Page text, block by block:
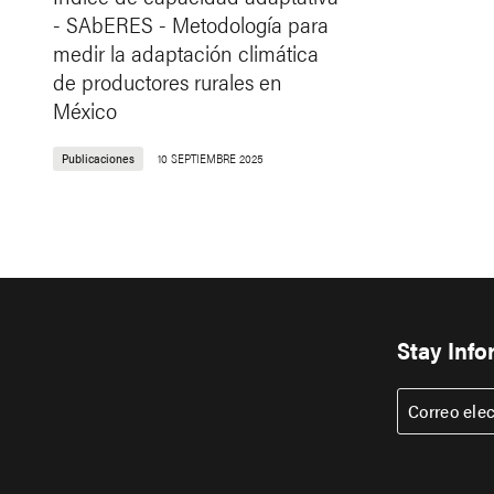
- SAbERES - Metodología para
medir la adaptación climática
de productores rurales en
México
Publicaciones 10 SEPTIEMBRE 2025
Stay
Correo